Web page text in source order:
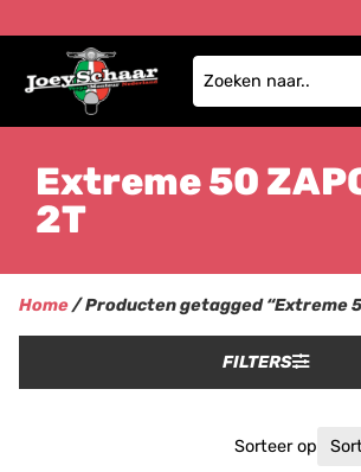
Extreme 50
2T
Home/ Producten getagged “Extreme
FILTERS
Sorteer op